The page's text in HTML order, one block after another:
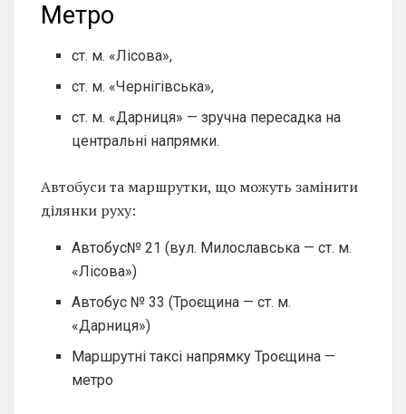
Метро
ст. м. «Лісова»,
ст. м. «Чернігівська»,
ст. м. «Дарниця» — зручна пересадка на
центральні напрямки.
Автобуси та маршрутки, що можуть замінити
ділянки руху:
Автобус№ 21 (вул. Милославська — ст. м.
«Лісова»)
Автобус № 33 (Троєщина — ст. м.
«Дарниця»)
Маршрутні таксі напрямку Троєщина —
метро